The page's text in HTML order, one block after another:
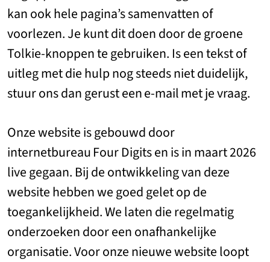
kan ook hele pagina’s samenvatten of
voorlezen. Je kunt dit doen door de groene
Tolkie-knoppen te gebruiken. Is een tekst of
uitleg met die hulp nog steeds niet duidelijk,
stuur ons dan gerust een e-mail met je vraag.
Onze website is gebouwd door
internetbureau Four Digits en is in maart 2026
live gegaan. Bij de ontwikkeling van deze
website hebben we goed gelet op de
toegankelijkheid. We laten die regelmatig
onderzoeken door een onafhankelijke
organisatie. Voor onze nieuwe website loopt